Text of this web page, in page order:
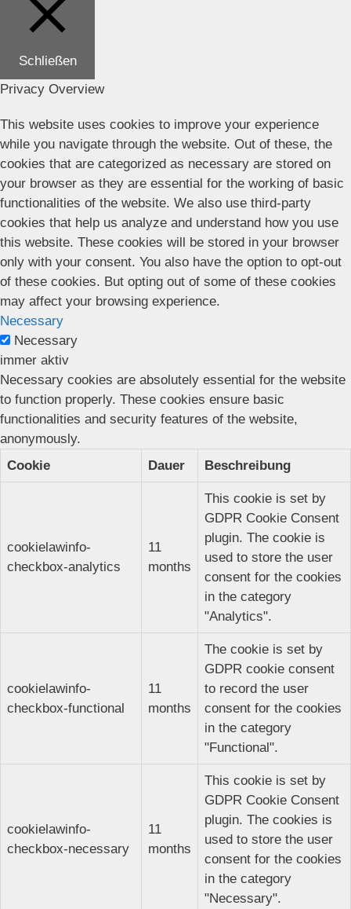
Schließen
Privacy Overview
This website uses cookies to improve your experience
while you navigate through the website. Out of these, the
cookies that are categorized as necessary are stored on
your browser as they are essential for the working of basic
functionalities of the website. We also use third-party
cookies that help us analyze and understand how you use
this website. These cookies will be stored in your browser
only with your consent. You also have the option to opt-out
of these cookies. But opting out of some of these cookies
may affect your browsing experience.
Necessary
Necessary
immer aktiv
Necessary cookies are absolutely essential for the website
to function properly. These cookies ensure basic
functionalities and security features of the website,
anonymously.
Cookie
Dauer Beschreibung
cookielawinfo-
checkbox-analytics
11
months
This cookie is set by
GDPR Cookie Consent
plugin. The cookie is
used to store the user
consent for the cookies
in the category
"Analytics".
cookielawinfo-
checkbox-functional
11
months
The cookie is set by
GDPR cookie consent
to record the user
consent for the cookies
in the category
"Functional".
cookielawinfo-
checkbox-necessary
11
months
This cookie is set by
GDPR Cookie Consent
plugin. The cookies is
used to store the user
consent for the cookies
in the category
"Necessary".